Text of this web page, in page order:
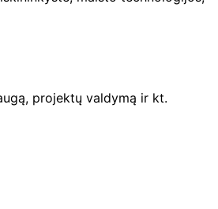
projektų valdymą ir kt.